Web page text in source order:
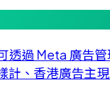
透過 Meta 廣告
計、香港廣告主